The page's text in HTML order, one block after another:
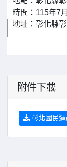
時間：115年7
地址：彰化縣
附件下載
彰北國民